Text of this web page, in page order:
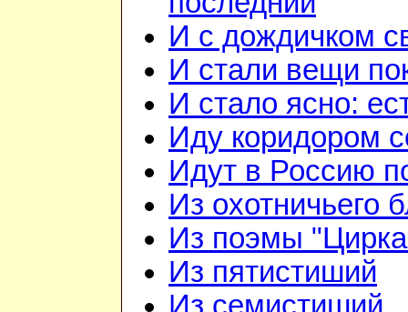
И с дождичком
И стали вещи
И стало ясно:
Иду коридором
Идут в Россию
Из охотничьего
Из поэмы
Из пятистиший